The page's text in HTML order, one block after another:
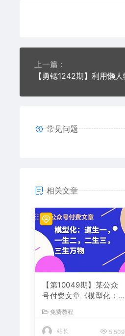
上一篇：
常见问题
相关文章
【第10049期】某公众
号付费文章《模型化：
三，三生万物！》
免费教程
站长 5,509